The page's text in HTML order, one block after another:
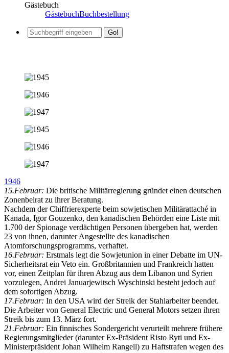
Gästebuch
GästebuchBuchbestellung
1946
15.Februar: Die britische Militärregierung gründet einen deutschen
Zonenbeirat zu ihrer Beratung.
Nachdem der Chiffrierexperte beim sowjetischen Militärattaché in
Kanada, Igor Gouzenko, den kanadischen Behörden eine Liste mit
1.700 der Spionage verdächtigen Personen übergeben hat, werden
23 von ihnen, darunter Angestellte des kanadischen
Atomforschungsprogramms, verhaftet.
16.Februar: Erstmals legt die Sowjetunion in einer Debatte im UN-
Sicherheitsrat ein Veto ein. Großbritannien und Frankreich hatten
vor, einen Zeitplan für ihren Abzug aus dem Libanon und Syrien
vorzulegen, Andrei Januarjewitsch Wyschinski besteht jedoch auf
dem sofortigen Abzug.
17.Februar: In den USA wird der Streik der Stahlarbeiter beendet.
Die Arbeiter von General Electric und General Motors setzen ihren
Streik bis zum 13. März fort.
21.Februar: Ein finnisches Sondergericht verurteilt mehrere frühere
Regierungsmitglieder (darunter Ex-Präsident Risto Ryti und Ex-
Ministerpräsident Johan Wilhelm Rangell) zu Haftstrafen wegen des